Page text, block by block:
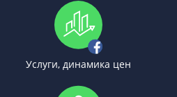
Услуги, динамика цен